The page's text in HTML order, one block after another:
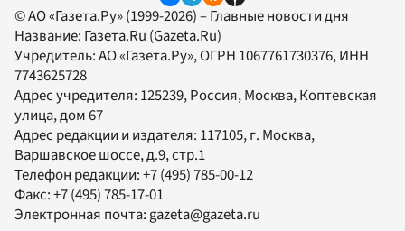
© АО «Газета.Ру» (1999-2026) – Главные новости дня
Название: Газета.Ru (Gazeta.Ru)
Учредитель:АО «Газета.Ру», ОГРН 1067761730376, ИНН
7743625728
Адрес учредителя: 125239, Россия, Москва, Коптевская
улица, дом 67
Адрес редакции и издателя: 117105, г. Москва,
Варшавское шоссе, д.9, стр.1
Телефон редакции:+7 (495) 785-00-12
Факс:+7 (495) 785-17-01
Электронная почта:gazeta@gazeta.ru